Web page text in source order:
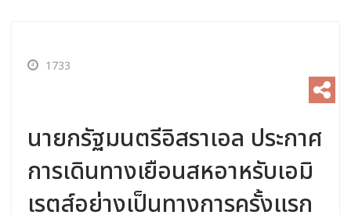
1733
นายกรัฐมนตรีอิสราเอล ประกาศ
การเดินทางเยือนสหอาหรับเอมิ
เรตส์อย่างเป็นทางการครั้งแรก